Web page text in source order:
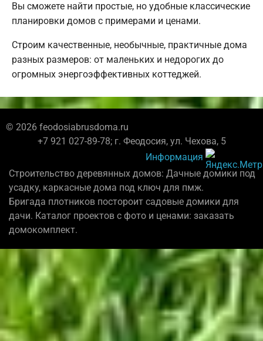
Вы сможете найти простые, но удобные классические
планировки домов с примерами и ценами.
Строим качественные, необычные, практичные дома
разных размеров: от маленьких и недорогих до
огромных энергоэффективных коттеджей.
© 2026 feodosiabrusdoma.ru
+7 921 027-89-78; г. Феодосия, ул. Чехова, 5
Информация
Строительство деревянных домов: Дачные домики под
усадку, каркасные дома под ключ для пмж.
Бригада плотников постороит садовые домики для
дачи. Каталог проектов с фото и ценами: заказать
домокомплект.